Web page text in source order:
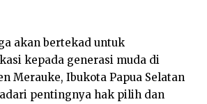
akan bertekad untuk
kepada generasi muda di
Merauke, Ibukota Papua Selatan
pentingnya hak pilih dan